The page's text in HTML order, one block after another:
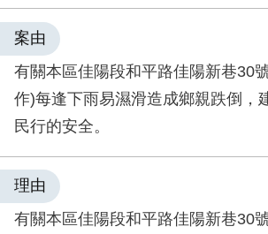
案由
有關本區佳陽段和平路佳陽新巷30
作)每逢下雨易濕滑造成鄉親跌倒，
民行的安全。
理由
有關本區佳陽段和平路佳陽新巷30